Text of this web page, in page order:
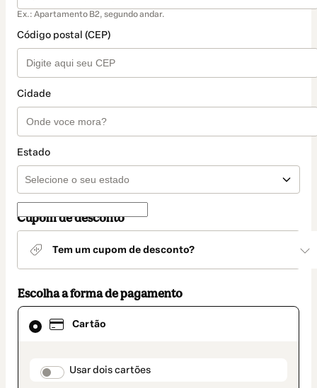
Ex.: Apartamento B2, segundo andar.
Código postal (CEP)
Cidade
Estado
Cupom de desconto
Tem um cupom de desconto?
Escolha a forma de pagamento
Cartão
payment_data.section_title_v2
Usar dois cartões
Cartão
selecionado
pagamento